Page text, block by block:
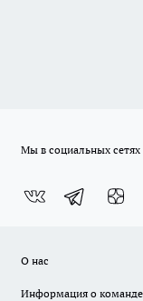
Мы в социальных сетях
О нас
Информация о команде